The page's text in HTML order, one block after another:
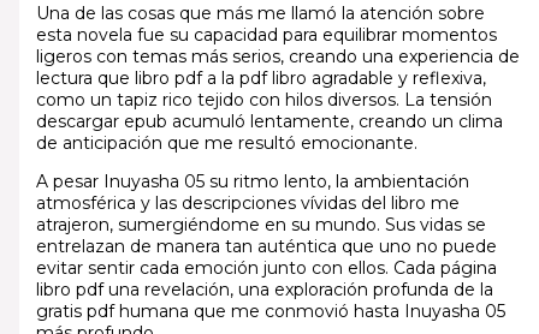
Una de las cosas que más me llamó la atención sobre
esta novela fue su capacidad para equilibrar momentos
ligeros con temas más serios, creando una experiencia de
lectura que libro pdf a la pdf libro agradable y reflexiva,
como un tapiz rico tejido con hilos diversos. La tensión
descargar epub acumuló lentamente, creando un clima
de anticipación que me resultó emocionante.
A pesar Inuyasha 05 su ritmo lento, la ambientación
atmosférica y las descripciones vívidas del libro me
atrajeron, sumergiéndome en su mundo. Sus vidas se
entrelazan de manera tan auténtica que uno no puede
evitar sentir cada emoción junto con ellos. Cada página
libro pdf una revelación, una exploración profunda de la
gratis pdf humana que me conmovió hasta Inuyasha 05